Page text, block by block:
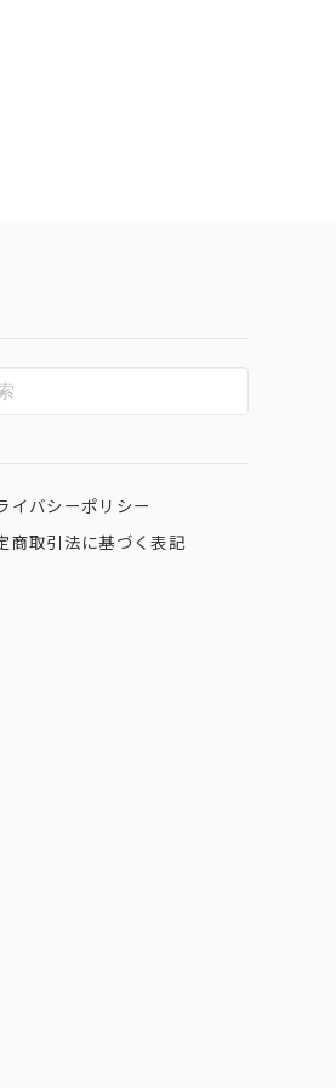
イバシーポリシー
商取引法に基づく表記